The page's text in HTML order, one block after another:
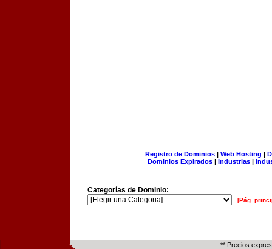
Registro de Dominios| Web Hosting |
Dominios Expirados | Industrias |
Categorías de Dominio:
[Pág.
** Precios